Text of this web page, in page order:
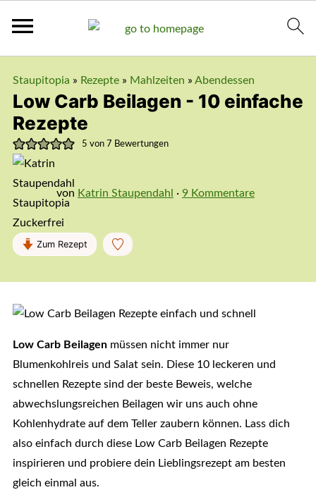
Staupitopia » Rezepte» Mahlzeiten » Abendessen
Low Carb Beilagen - 10 einfache
Rezepte
5 von 7 Bewertungen
von Katrin Staupendahl · 9 Kommentare
Zum Rezept
Low Carb Beilagenmüssen nicht immer nur
Blumenkohlreis und Salat sein. Diese 10 leckeren und
schnellen Rezepte sind der beste Beweis, welche
abwechslungsreichen Beilagen wir uns auch ohne
Kohlenhydrate auf dem Teller zaubern können. Lass dich
also einfach durch diese Low Carb Beilagen Rezepte
inspirieren und probiere dein Lieblingsrezept am besten
gleich einmal aus.